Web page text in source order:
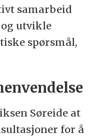
samarbeid
og utvikle
spørsmål,
Søreide at
for å